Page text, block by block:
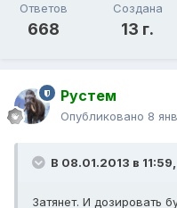
Ответов
668
Создана
13 г.
Рустем
Опубликовано 8
В 08.01.2013 в
Затянет. И дозировать